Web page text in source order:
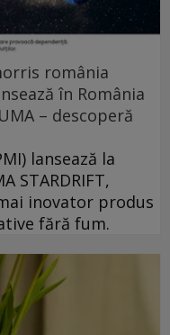
românia
în România
– descoperă
lansează la
STARDRIFT,
inovator produs
fără fum.